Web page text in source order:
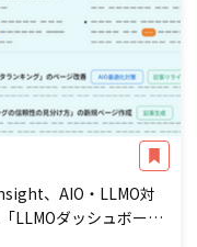
、AIO・LLMO対
LLMOダッシュボー